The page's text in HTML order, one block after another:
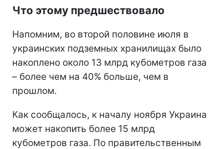
Что этому предшествовало
Напомним, во второй половине июля в
украинских подземных хранилищах было
накоплено около 13 млрд кубометров газа
– более чем на 40% больше, чем в
прошлом.
Как сообщалось, к началу ноября Украина
может накопить более 15 млрд
кубометров газа. По правительственным